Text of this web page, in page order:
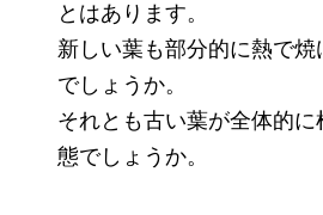
とはあります。
新しい葉も部分的に熱で
でしょうか。
それとも古い葉が全体的に
態でしょうか。